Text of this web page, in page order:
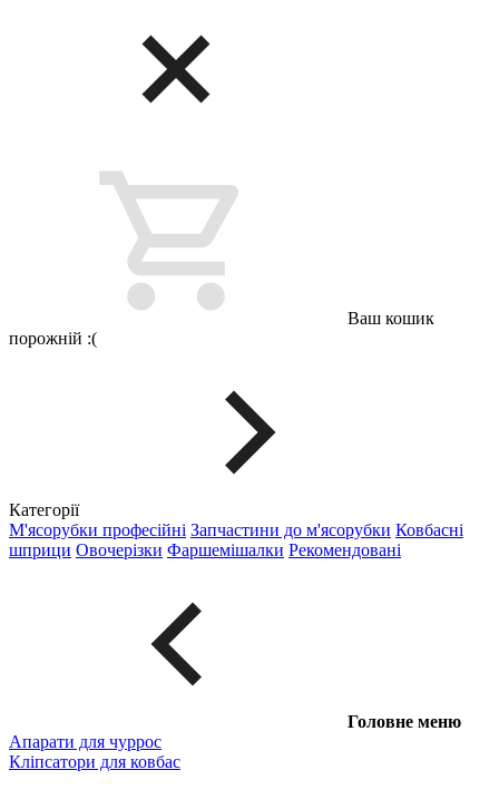
Ваш кошик
порожній :(
Категорії
М'ясорубки професійні Запчастини до м'ясорубки Ковбасні
шприци Овочерізки Фаршемішалки Рекомендовані
Головне меню
Апарати для чуррос
Кліпсатори для ковбас